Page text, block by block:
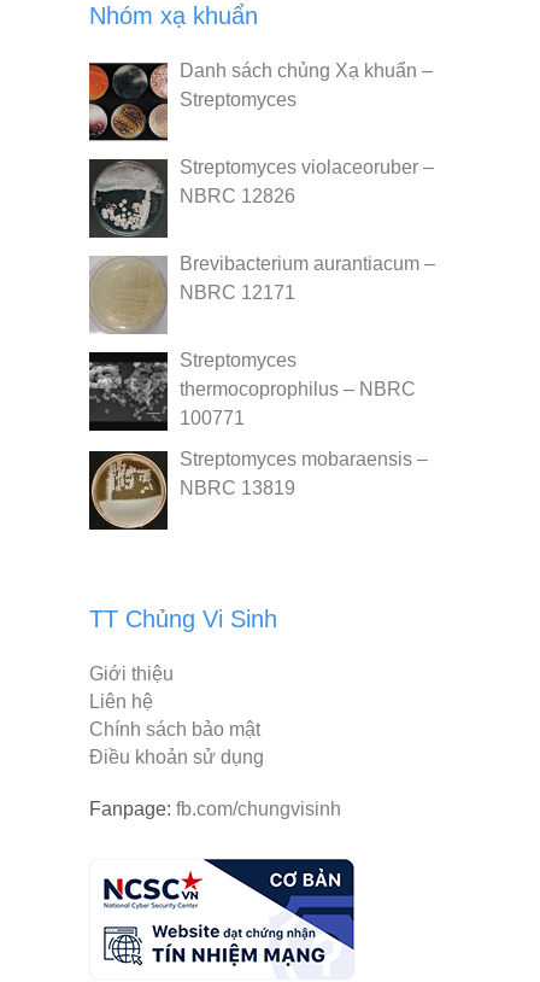
Nhóm xạ khuẩn
Danh sách chủng Xạ khuẩn –
Streptomyces
Streptomyces violaceoruber –
NBRC 12826
Brevibacterium aurantiacum –
NBRC 12171
Streptomyces
thermocoprophilus – NBRC
100771
Streptomyces mobaraensis –
NBRC 13819
TT Chủng Vi Sinh
Giới thiệu
Liên hệ
Chính sách bảo mật
Điều khoản sử dụng
Fanpage: fb.com/chungvisinh